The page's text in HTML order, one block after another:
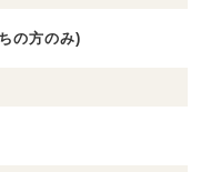
の方のみ)